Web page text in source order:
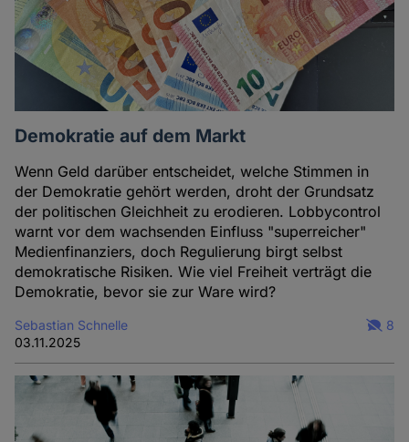
Demokratie auf dem Markt
Wenn Geld darüber entscheidet, welche Stimmen in
der Demokratie gehört werden, droht der Grundsatz
der politischen Gleichheit zu erodieren. Lobbycontrol
warnt vor dem wachsenden Einfluss "superreicher"
Medienfinanziers, doch Regulierung birgt selbst
demokratische Risiken. Wie viel Freiheit verträgt die
Demokratie, bevor sie zur Ware wird?
Sebastian Schnelle
03.11.2025
8